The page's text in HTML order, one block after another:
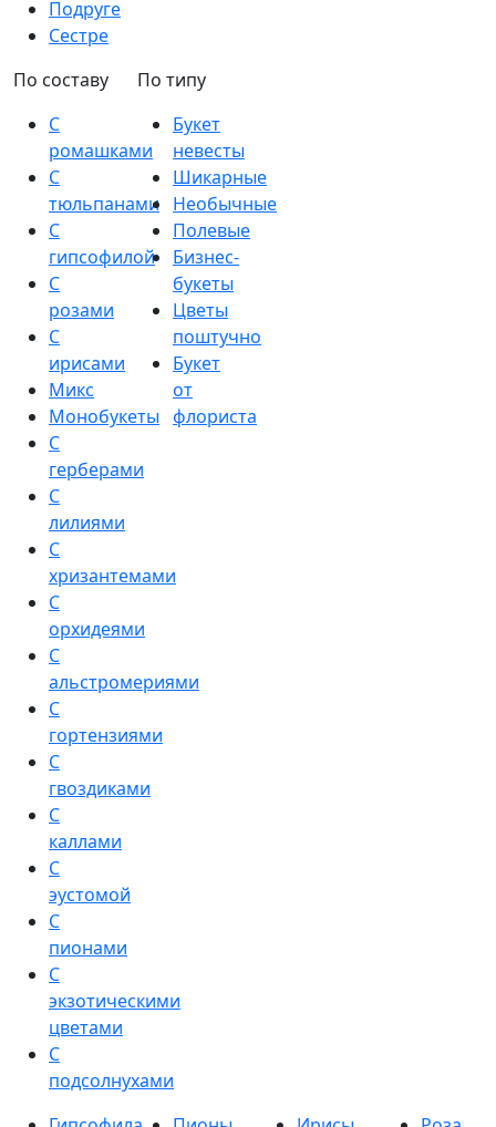
Подруге
Сестре
По составу
С
ромашками
С
тюльпанами
С
гипсофилой
С
розами
С
ирисами
Микс
Монобукеты
С
герберами
С
лилиями
С
хризантемами
С
орхидеями
С
альстромериями
С
гортензиями
С
гвоздиками
С
каллами
С
эустомой
С
пионами
С
экзотическими
цветами
С
подсолнухами
По типу
Букет
невесты
Шикарные
Необычные
Полевые
Бизнес-
букеты
Цветы
поштучно
Букет
от
флориста